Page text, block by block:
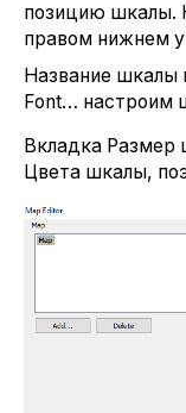
позицию шкалы.
правом нижнем
Название шкалы
Font… настроим
Вкладка Размер
Цвета шкалы,